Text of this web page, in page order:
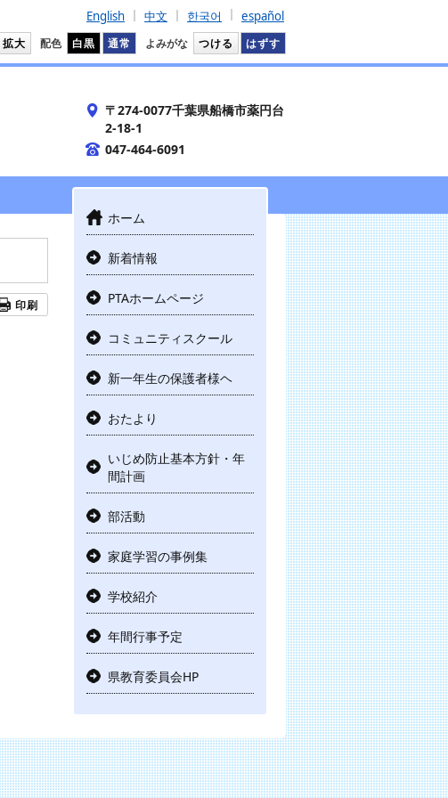
English 中文 한국어 español
拡大 配色 白黒 通常 よみがな つける はずす
〒274-0077千葉県船橋市薬円台
2-18-1
047-464-6091
ホーム
新着情報
PTAホームページ
コミュニティスクール
新一年生の保護者様ヘ
おたより
いじめ防止基本方針・年
間計画
部活動
家庭学習の事例集
学校紹介
年間行事予定
県教育委員会HP
印刷